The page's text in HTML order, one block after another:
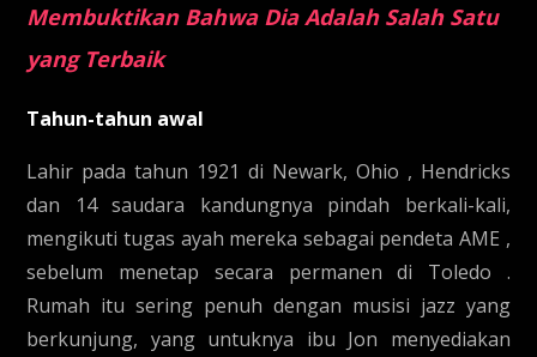
Membuktikan Bahwa Dia Adalah Salah Satu
yang Terbaik
Tahun-tahun awal
Lahir pada tahun 1921 di Newark, Ohio , Hendricks
dan 14 saudara kandungnya pindah berkali-kali,
mengikuti tugas ayah mereka sebagai pendeta AME ,
sebelum menetap secara permanen di Toledo .
Rumah itu sering penuh dengan musisi jazz yang
berkunjung, yang untuknya ibu Jon menyediakan